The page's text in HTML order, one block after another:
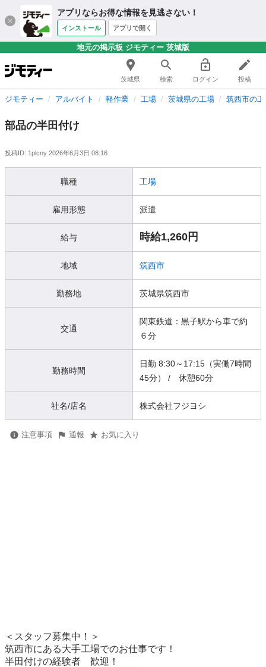
アプリならお得な情報を見逃さない！
インストール アプリで開く
地元の掲示板 ジモティー 茨城版
茨城県 検索 ログイン 投稿
ジモティー アルバイト 軽作業 工場 茨城県の工場 筑西市の
部品の半田付け
投稿ID: 1plcny 2026年6月3日 08:16
職種 工場
雇用形態 派遣
給与 時給1,260円
地域 筑西市
勤務地 茨城県筑西市
交通
関東鉄道：黒子駅から車で約
６分
勤務時間
日勤 8:30～17:15（実働7時間
45分） / 休憩60分
社名/店名 株式会社フジヨシ
注意事項 通報 お気に入り
＜スタッフ募集中！＞
筑西市にある大手工場でのお仕事です！
半田付けの経験者　歓迎！